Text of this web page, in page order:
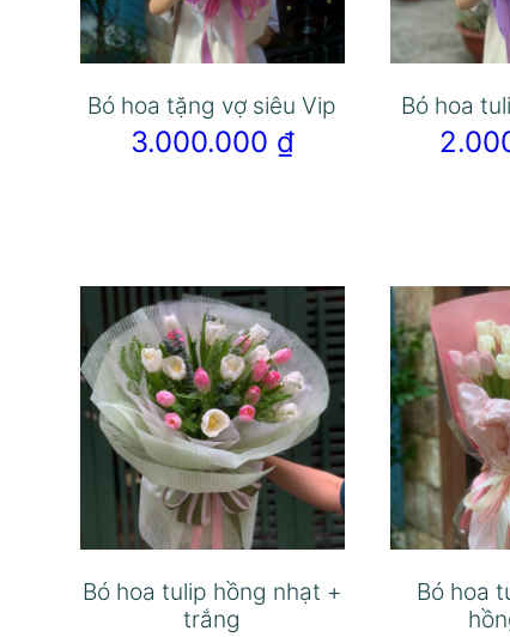
Bó hoa tặng vợ siêu Vip
3.000.000 ₫
Bó hoa
Bó hoa tulip hồng nhạt +
trắng
Bó hoa